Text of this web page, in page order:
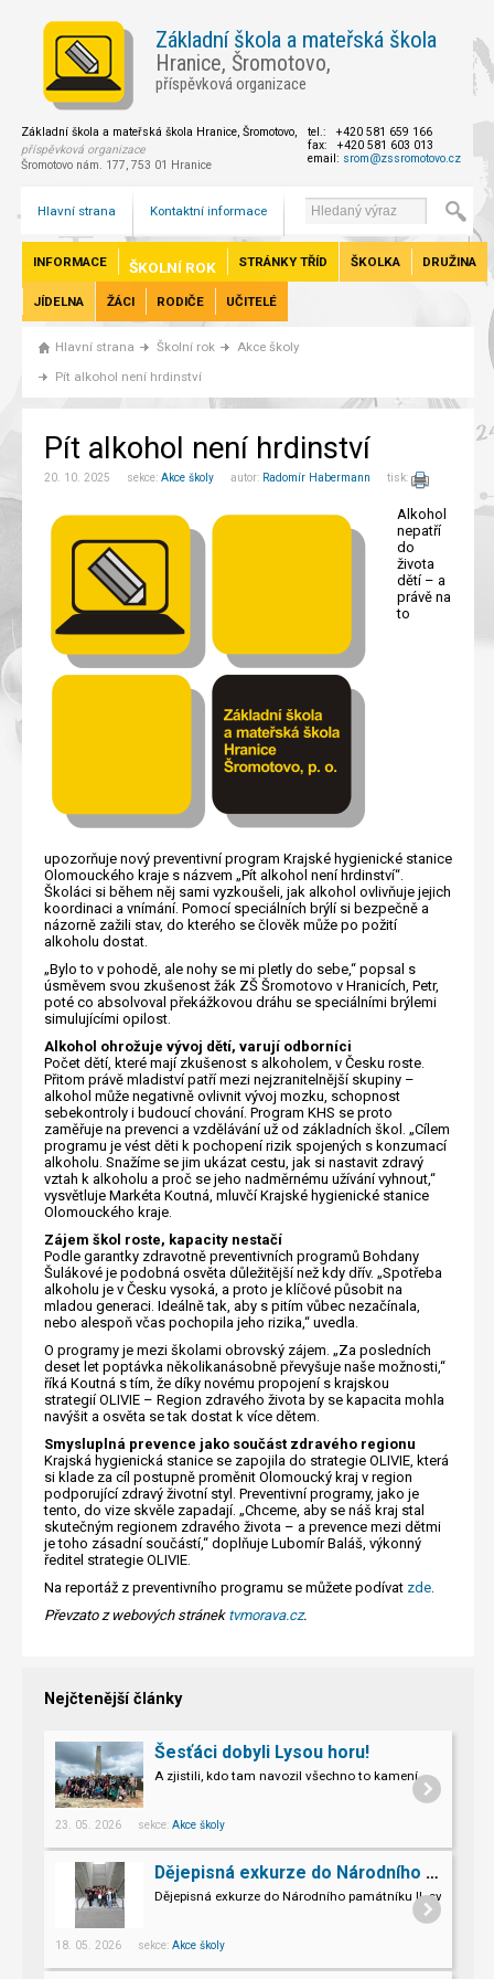
Základní škola a mateřská škola
Hranice, Šromotovo,
příspěvková organizace
Základní škola a mateřská škola Hranice, Šromotovo,
příspěvková organizace
Šromotovo nám. 177, 753 01 Hranice
tel.: +420 581 659 166
fax: +420 581 603 013
email: srom@zssromotovo.cz
Hlavní strana Kontaktní informace
INFORMACE ŠKOLNÍ ROK STRÁNKY TŘÍD ŠKOLKA DRUŽINA
JÍDELNA ŽÁCI RODIČE UČITELÉ
Hlavní strana Školní rok
Akce školy
Pít alkohol není hrdinství
Pít alkohol není hrdinství
20. 10. 2025 sekce: Akce školy autor: Radomír Habermann tisk:
Alkohol
nepatří
do
života
dětí – a
právě na
to
upozorňuje nový preventivní program Krajské hygienické stanice
Olomouckého kraje s názvem „Pít alkohol není hrdinství“.
Školáci si během něj sami vyzkoušeli, jak alkohol ovlivňuje jejich
koordinaci a vnímání. Pomocí speciálních brýlí si bezpečně a
názorně zažili stav, do kterého se člověk může po požití
alkoholu dostat.
„Bylo to v pohodě, ale nohy se mi pletly do sebe,“ popsal s
úsměvem svou zkušenost žák ZŠ Šromotovo v Hranicích, Petr,
poté co absolvoval překážkovou dráhu se speciálními brýlemi
simulujícími opilost.
Alkohol ohrožuje vývoj dětí, varují odborníci
Počet dětí, které mají zkušenost s alkoholem, v Česku roste.
Přitom právě mladiství patří mezi nejzranitelnější skupiny –
alkohol může negativně ovlivnit vývoj mozku, schopnost
sebekontroly i budoucí chování. Program KHS se proto
zaměřuje na prevenci a vzdělávání už od základních škol. „Cílem
programu je vést děti k pochopení rizik spojených s konzumací
alkoholu. Snažíme se jim ukázat cestu, jak si nastavit zdravý
vztah k alkoholu a proč se jeho nadměrnému užívání vyhnout,“
vysvětluje Markéta Koutná, mluvčí Krajské hygienické stanice
Olomouckého kraje.
Zájem škol roste, kapacity nestačí
Podle garantky zdravotně preventivních programů Bohdany
Šulákové je podobná osvěta důležitější než kdy dřív. „Spotřeba
alkoholu je v Česku vysoká, a proto je klíčové působit na
mladou generaci. Ideálně tak, aby s pitím vůbec nezačínala,
nebo alespoň včas pochopila jeho rizika,“ uvedla.
O programy je mezi školami obrovský zájem. „Za posledních
deset let poptávka několikanásobně převyšuje naše možnosti,“
říká Koutná s tím, že díky novému propojení s krajskou
strategií OLIVIE – Region zdravého života by se kapacita mohla
navýšit a osvěta se tak dostat k více dětem.
Smysluplná prevence jako součást zdravého regionu
Krajská hygienická stanice se zapojila do strategie OLIVIE, která
si klade za cíl postupně proměnit Olomoucký kraj v region
podporující zdravý životní styl. Preventivní programy, jako je
tento, do vize skvěle zapadají. „Chceme, aby se náš kraj stal
skutečným regionem zdravého života – a prevence mezi dětmi
je toho zásadní součástí,“ doplňuje Lubomír Baláš, výkonný
ředitel strategie OLIVIE.
Na reportáž z preventivního programu se můžete podívat zde.
Převzato z webových stránek tvmorava.cz.
Nejčtenější články
Šesťáci dobyli Lysou horu!
A zjistili, kdo tam navozil všechno to kamení.
23. 05. 2026 sekce: Akce školy
Dějepisná exkurze do Národního památníku II. sv. války v Hrabyni
Dějepisná exkurze do Národního památníku II. světové
18. 05. 2026 sekce: Akce školy